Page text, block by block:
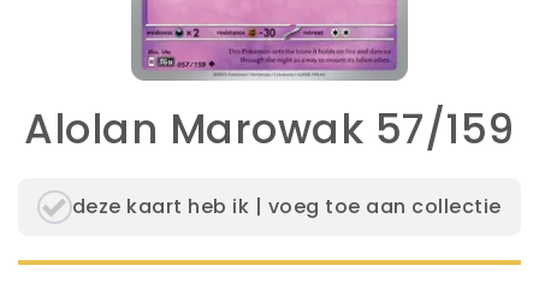
Alolan Marowak 57/159
deze kaart heb ik | voeg toe aan collectie